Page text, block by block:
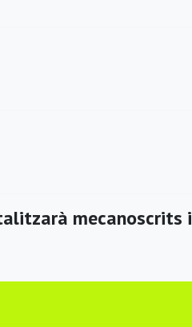
mecanoscrits i
2017